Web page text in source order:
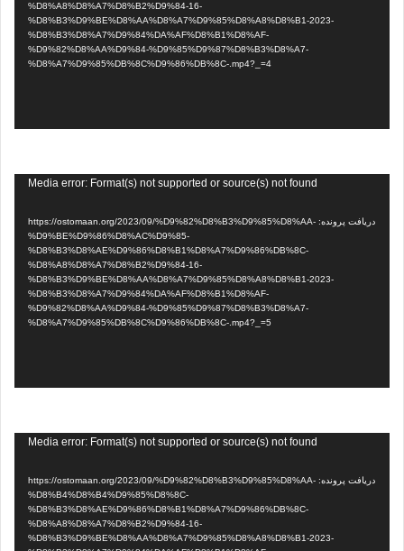
%D8%A8%D8%A7%D8%B2%D9%84-16-
%D8%B3%D9%BE%D8%AA%D8%A7%D9%85%D8%A8%D8%B1-2023-
%D8%B3%D8%A7%D9%84%DA%AF%D8%B1%D8%AF-
%D9%82%D8%AA%D9%84-%D9%85%D9%87%D8%B3%D8%A7-
%D8%A7%D9%85%DB%8C%D9%86%DB%8C-.mp4?_=4
Media error: Format(s) not supported or source(s) not found
دریافت پرونده: https://ostomaan.org/2023/09/%D9%82%D8%B3%D9%85%D8%AA-
%D9%BE%D9%86%D8%AC%D9%85-
%D8%B3%D8%AE%D9%86%D8%B1%D8%A7%D9%86%DB%8C-
%D8%A8%D8%A7%D8%B2%D9%84-16-
%D8%B3%D9%BE%D8%AA%D8%A7%D9%85%D8%A8%D8%B1-2023-
%D8%B3%D8%A7%D9%84%DA%AF%D8%B1%D8%AF-
%D9%82%D8%AA%D9%84-%D9%85%D9%87%D8%B3%D8%A7-
%D8%A7%D9%85%DB%8C%D9%86%DB%8C-.mp4?_=5
Media error: Format(s) not supported or source(s) not found
دریافت پرونده: https://ostomaan.org/2023/09/%D9%82%D8%B3%D9%85%D8%AA-
%D8%B4%D8%B4%D9%85%D8%8C-
%D8%B3%D8%AE%D9%86%D8%B1%D8%A7%D9%86%DB%8C-
%D8%A8%D8%A7%D8%B2%D9%84-16-
%D8%B3%D9%BE%D8%AA%D8%A7%D9%85%D8%A8%D8%B1-2023-